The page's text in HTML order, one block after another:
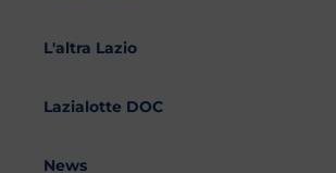
L'altra Lazio
Lazialotte DOC
News